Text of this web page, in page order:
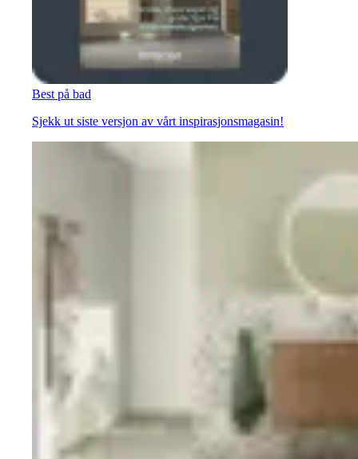
Best på bad
Sjekk ut siste versjon av vårt inspirasjonsmagasin!